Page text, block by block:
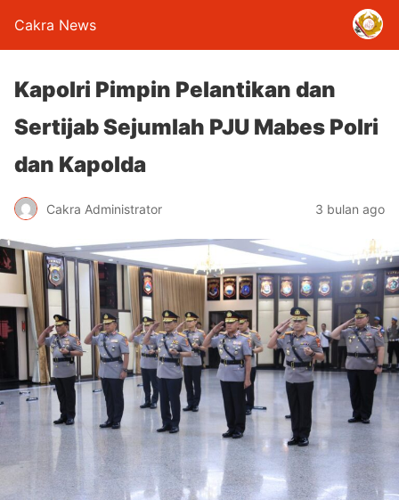
Cakra News
Kapolri Pimpin Pelantikan dan
Sertijab Sejumlah PJU Mabes Polri
dan Kapolda
Cakra Administrator 3 bulan ago